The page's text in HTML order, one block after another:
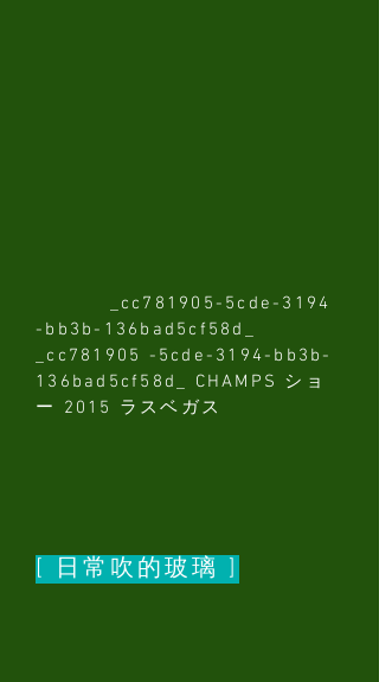
_cc781905-5cde-3194
-bb3b-136bad5cf58d_
_cc781905 -5cde-3194-bb3b-
136bad5cf58d_ CHAMPS ショ
ー 2015 ラスベガス
[ 日常吹的玻璃 ]